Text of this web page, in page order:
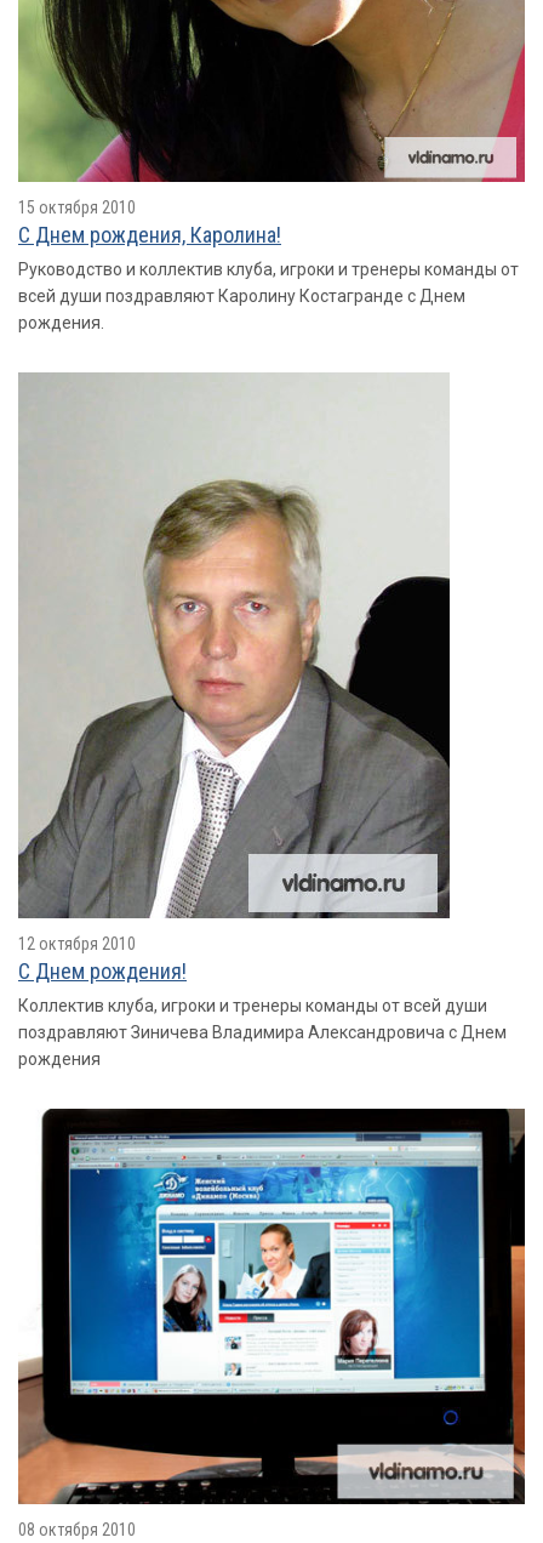
15 октября 2010
С Днем рождения, Каролина!
Руководство и коллектив клуба, игроки и тренеры команды от
всей души поздравляют Каролину Костагранде с Днем
рождения.
12 октября 2010
С Днем рождения!
Коллектив клуба, игроки и тренеры команды от всей души
поздравляют Зиничева Владимира Александровича с Днем
рождения
08 октября 2010